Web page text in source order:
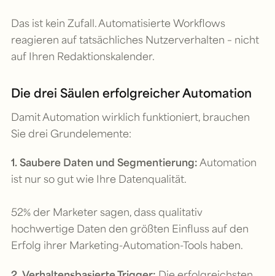
Das ist kein Zufall. Automatisierte Workflows
reagieren auf tatsächliches Nutzerverhalten – nicht
auf Ihren Redaktionskalender.
Die drei Säulen erfolgreicher Automation
Damit Automation wirklich funktioniert, brauchen
Sie drei Grundelemente:
1. Saubere Daten und Segmentierung:Automation
ist nur so gut wie Ihre Datenqualität.
52% der Marketer sagen, dass qualitativ
hochwertige Daten den größten Einfluss auf den
Erfolg ihrer Marketing-Automation-Tools haben.